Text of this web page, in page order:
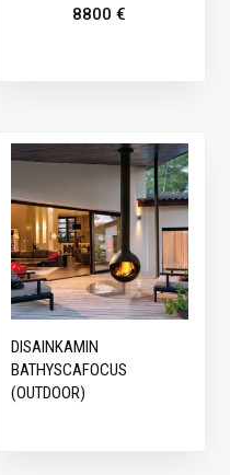
8800€
DISAINKAMIN
BATHYSCAFOCUS
(OUTDOOR)